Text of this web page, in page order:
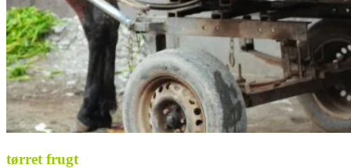
tørret frugt